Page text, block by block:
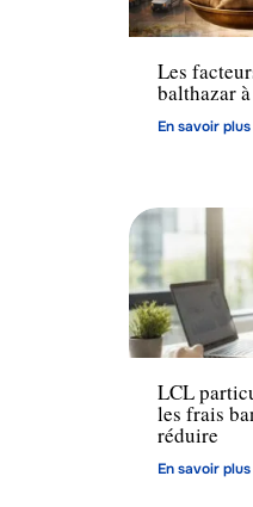
Bourse
Les
balthazar
En savoir plus
Banque
LCL
les frais
réduire
En savoir plus